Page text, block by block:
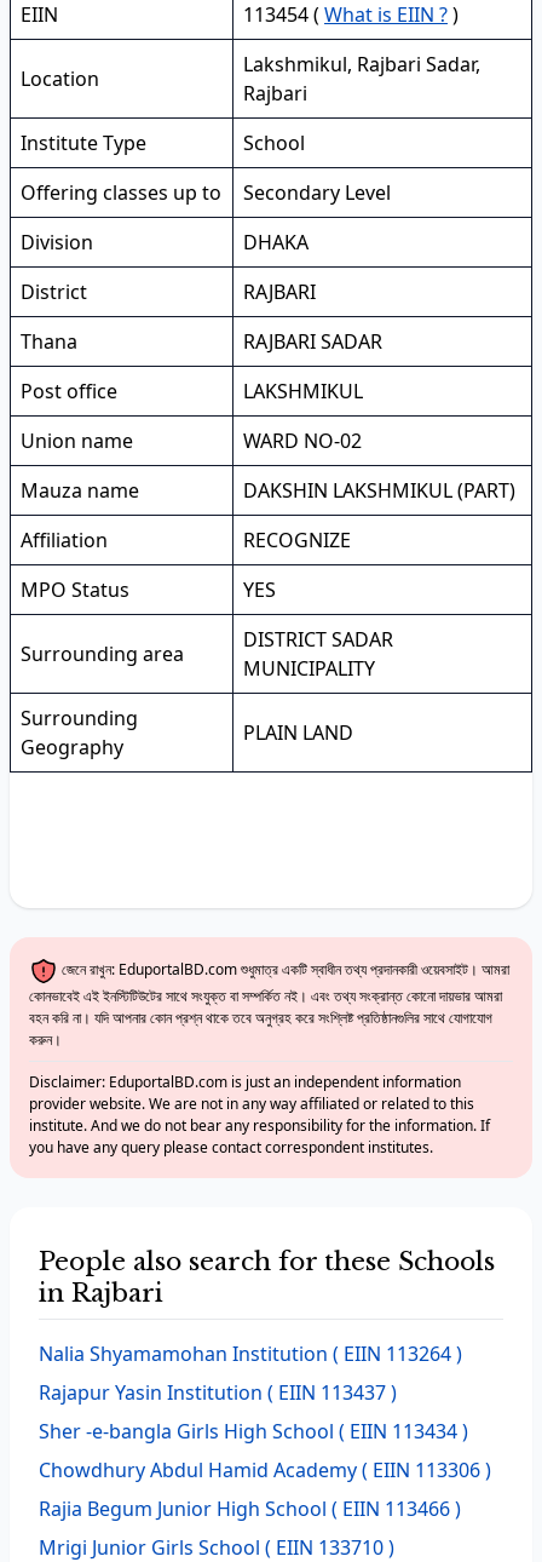
EIIN 113454 ( What is EIIN ?)
Location
Lakshmikul, Rajbari Sadar,
Rajbari
Institute Type
School
Offering classes up to
Secondary Level
Division
DHAKA
District
RAJBARI
Thana
RAJBARI SADAR
Post office
LAKSHMIKUL
Union name
WARD NO-02
Mauza name
DAKSHIN LAKSHMIKUL (PART)
Affiliation
RECOGNIZE
MPO Status
YES
Surrounding area
DISTRICT SADAR
MUNICIPALITY
Surrounding
Geography
PLAIN LAND
জেনে রাখুন: EduportalBD.com শুধুমাত্র একটি স্বাধীন তথ্য প্রদানকারী ওয়েবসাইট। আমরা
কোনভাবেই এই ইনস্টিটিউটের সাথে সংযুক্ত বা সম্পর্কিত নই। এবং তথ্য সংক্রান্ত কোনো দায়ভার আমরা
বহন করি না। যদি আপনার কোন প্রশ্ন থাকে তবে অনুগ্রহ করে সংশ্লিষ্ট প্রতিষ্ঠানগুলির সাথে যোগাযোগ
করুন।
Disclaimer: EduportalBD.com is just an independent information
provider website. We are not in any way affiliated or related to this
institute. And we do not bear any responsibility for the information. If
you have any query please contact correspondent institutes.
People also search for these Schools
in Rajbari
Nalia Shyamamohan Institution ( EIIN 113264 )
Rajapur Yasin Institution ( EIIN 113437 )
Sher -e-bangla Girls High School ( EIIN 113434 )
Chowdhury Abdul Hamid Academy( EIIN 113306 )
Rajia Begum Junior High School ( EIIN 113466 )
Mrigi Junior Girls School ( EIIN 133710 )